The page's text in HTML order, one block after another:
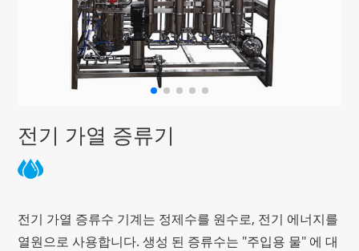
전기 가열 증류기
전기 가열 증류수 기계는 정제수를 원수로, 전기 에너지를
열원으로 사용합니다. 생성 된 증류수는 "주입용 물" 에 대